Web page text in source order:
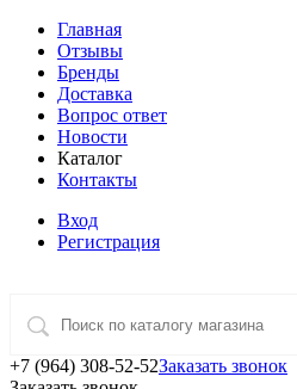
Главная
Отзывы
Бренды
Доставка
Вопрос ответ
Новости
Каталог
Контакты
Вход
Регистрация
+7 (964) 308-52-52Заказать звонок